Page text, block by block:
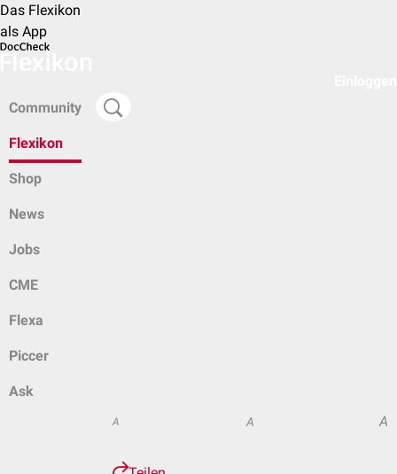
Das Flexikon
als App
Community
Flexikon
Shop
News
Jobs
CME
Flexa
Piccer
Ask
A A A